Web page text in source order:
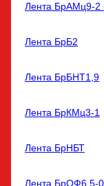
Лента БрАМц9-2
Лента БрБ2
Лента БрБНТ1,9
Лента БрКМц3-1
Лента БрНБТ
Лента БрОФ6,5-